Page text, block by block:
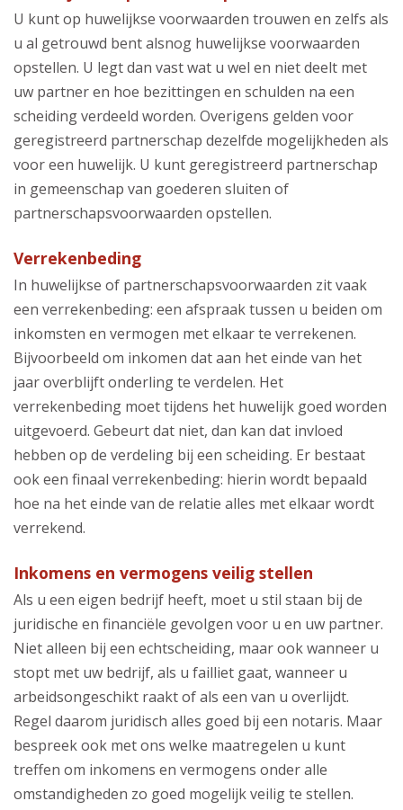
U kunt op huwelijkse voorwaarden trouwen en zelfs als
u al getrouwd bent alsnog huwelijkse voorwaarden
opstellen. U legt dan vast wat u wel en niet deelt met
uw partner en hoe bezittingen en schulden na een
scheiding verdeeld worden. Overigens gelden voor
geregistreerd partnerschap dezelfde mogelijkheden als
voor een huwelijk. U kunt geregistreerd partnerschap
in gemeenschap van goederen sluiten of
partnerschapsvoorwaarden opstellen.
Verrekenbeding
In huwelijkse of partnerschapsvoorwaarden zit vaak
een verrekenbeding: een afspraak tussen u beiden om
inkomsten en vermogen met elkaar te verrekenen.
Bijvoorbeeld om inkomen dat aan het einde van het
jaar overblijft onderling te verdelen. Het
verrekenbeding moet tijdens het huwelijk goed worden
uitgevoerd. Gebeurt dat niet, dan kan dat invloed
hebben op de verdeling bij een scheiding. Er bestaat
ook een finaal verrekenbeding: hierin wordt bepaald
hoe na het einde van de relatie alles met elkaar wordt
verrekend.
Inkomens en vermogens veilig stellen
Als u een eigen bedrijf heeft, moet u stil staan bij de
juridische en financiële gevolgen voor u en uw partner.
Niet alleen bij een echtscheiding, maar ook wanneer u
stopt met uw bedrijf, als u failliet gaat, wanneer u
arbeidsongeschikt raakt of als een van u overlijdt.
Regel daarom juridisch alles goed bij een notaris. Maar
bespreek ook met ons welke maatregelen u kunt
treffen om inkomens en vermogens onder alle
omstandigheden zo goed mogelijk veilig te stellen.